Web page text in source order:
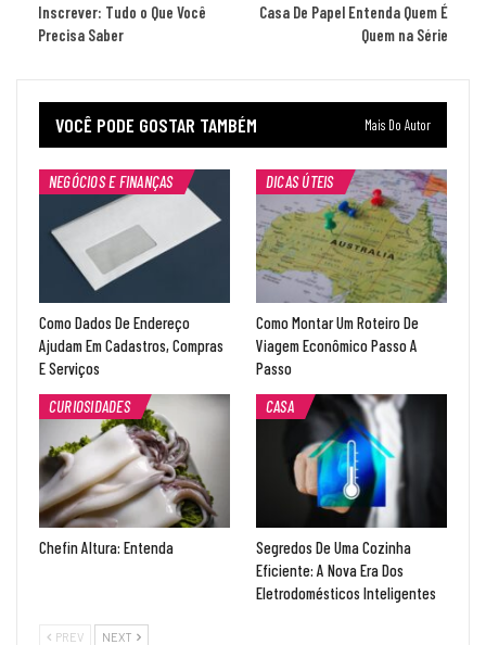
Inscrever: Tudo o Que Você
Precisa Saber
Casa De Papel Entenda Quem É
Quem na Série
VOCÊ PODE GOSTAR TAMBÉM Mais Do Autor
NEGÓCIOS E FINANÇAS
Como Dados De Endereço
Ajudam Em Cadastros, Compras
E Serviços
DICAS ÚTEIS
Como Montar Um Roteiro De
Viagem Econômico Passo A
Passo
CURIOSIDADES
Chefin Altura: Entenda
CASA
Segredos De Uma Cozinha
Eficiente: A Nova Era Dos
Eletrodomésticos Inteligentes
PREV NEXT